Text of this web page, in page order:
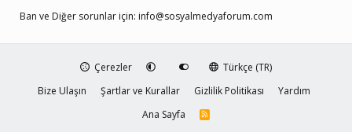
Ban ve Diğer sorunlar için: info@sosyalmedyaforum.com
Çerezler
Türkçe (TR)
Bize Ulaşın
Şartlar ve Kurallar Gizlilik Politikası
Yardım
Ana Sayfa
R
S